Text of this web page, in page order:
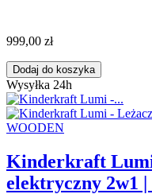
999,00 zł
Dodaj do koszyka
Wysyłka 24h
Kinderkraft
elektryczny 2w1